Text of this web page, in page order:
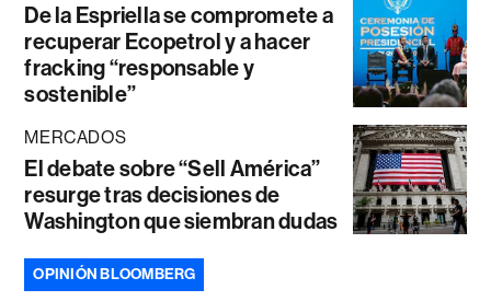
De la Espriella se compromete a
recuperar Ecopetrol y a hacer
fracking “responsable y
sostenible”
MERCADOS
El debate sobre “Sell América”
resurge tras decisiones de
Washington que siembran dudas
OPINIÓN BLOOMBERG